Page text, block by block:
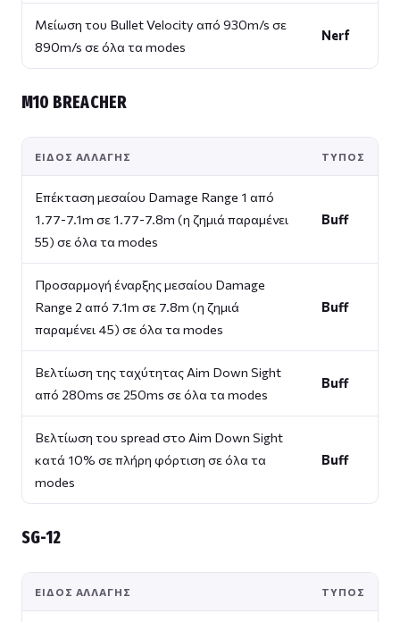
Μείωση του Bullet Velocity από 930m/s σε
890m/s σε όλα τα modes
Nerf
M10 BREACHER
ΕΊΔΟΣ ΑΛΛΑΓΉΣ ΤΎΠΟΣ
Επέκταση μεσαίου Damage Range 1 από
1.77-7.1m σε 1.77-7.8m (η ζημιά παραμένει
55) σε όλα τα modes
Buff
Προσαρμογή έναρξης μεσαίου Damage
Range 2 από 7.1m σε 7.8m (η ζημιά
παραμένει 45) σε όλα τα modes
Buff
Βελτίωση της ταχύτητας Aim Down Sight
από 280ms σε 250ms σε όλα τα modes
Buff
Βελτίωση του spread στο Aim Down Sight
κατά 10% σε πλήρη φόρτιση σε όλα τα
modes
Buff
SG-12
ΕΊΔΟΣ ΑΛΛΑΓΉΣ ΤΎΠΟΣ